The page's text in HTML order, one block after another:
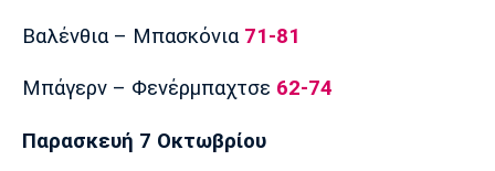
Βαλένθια – Μπασκόνια 71-81
Μπάγερν – Φενέρμπαχτσε 62-74
Παρασκευή 7 Οκτωβρίου